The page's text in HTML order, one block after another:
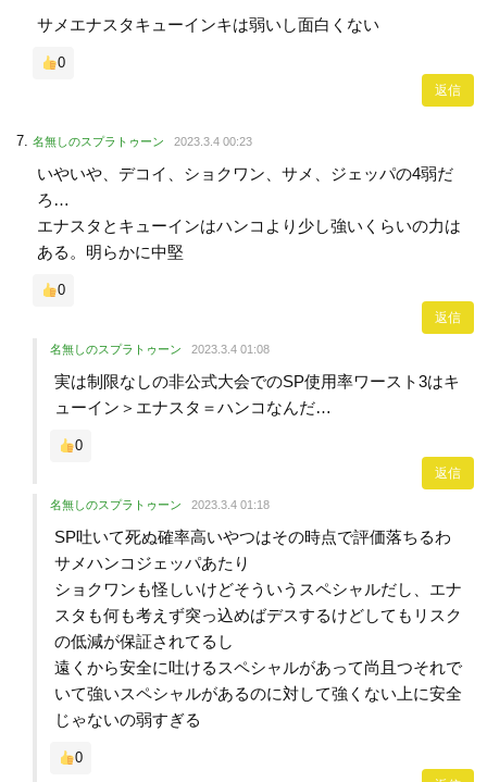
サメエナスタキューインキは弱いし面白くない
0
返信
名無しのスプラトゥーン 2023.3.4 00:23
いやいや、デコイ、ショクワン、サメ、ジェッパの4弱だ
ろ…
エナスタとキューインはハンコより少し強いくらいの力は
ある。明らかに中堅
0
返信
名無しのスプラトゥーン 2023.3.4 01:08
実は制限なしの非公式大会でのSP使用率ワースト3はキ
ューイン＞エナスタ＝ハンコなんだ…
0
返信
名無しのスプラトゥーン 2023.3.4 01:18
SP吐いて死ぬ確率高いやつはその時点で評価落ちるわ
サメハンコジェッパあたり
ショクワンも怪しいけどそういうスペシャルだし、エナ
スタも何も考えず突っ込めばデスするけどしてもリスク
の低減が保証されてるし
遠くから安全に吐けるスペシャルがあって尚且つそれで
いて強いスペシャルがあるのに対して強くない上に安全
じゃないの弱すぎる
0